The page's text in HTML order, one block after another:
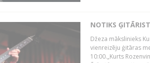
NOTIKS
Džeza mākslinieks
vienreizēju ģitāras
10:00.„Kurts